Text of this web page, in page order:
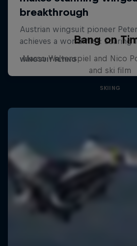
Bang on
Marco Waltenspiel and Nico
and ski film
SKIING